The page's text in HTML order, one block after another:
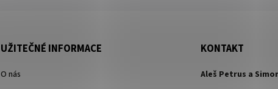
UŽITEČNÉ INFORMACE
O nás
KONTAKT
Aleš Petrus a